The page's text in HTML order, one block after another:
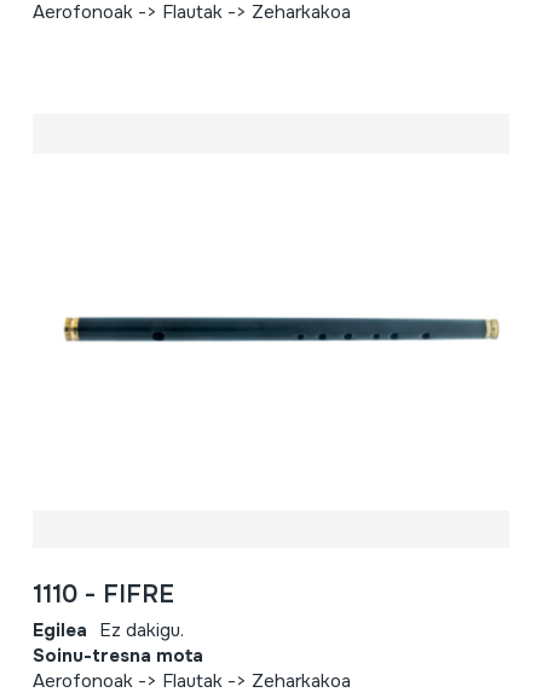
Aerofonoak -> Flautak -> Zeharkakoa
1110 - FIFRE
Egilea Ez dakigu.
Soinu-tresna mota
Aerofonoak -> Flautak -> Zeharkakoa